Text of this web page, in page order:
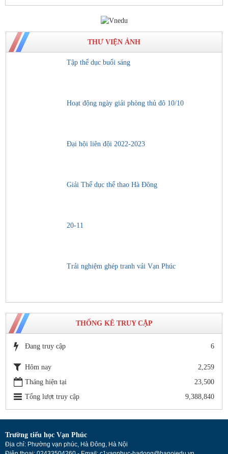
THƯ VIỆN ẢNH
Tập thể dục buổi sáng
Hoạt động ngày giải phòng thủ đô 10/10
Đại hội liên đội 2022-2023
Giải Thể dục thể thao Hà Đông
20-11
Trải nghiệm ghép tranh vải Vạn Phúc
THỐNG KÊ TRUY CẬP
Đang truy cập 6
Hôm nay
2,259
Tháng hiện tại
23,500
Tổng lượt truy cập
9,388,840
Trường tiểu học Vạn Phúc
Địa chỉ: Phường vạn phúc, Hà Đông, Hà Nội